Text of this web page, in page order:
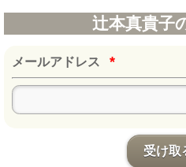
辻本真貴子
メールアドレス *
受け取